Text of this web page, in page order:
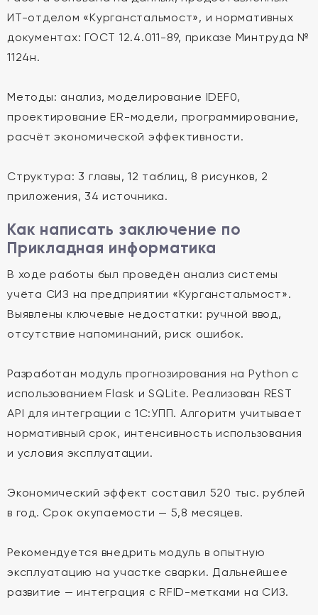
ИТ-отделом «Курганстальмост», и нормативных
документах: ГОСТ 12.4.011-89, приказе Минтруда №
1124н.
Методы: анализ, моделирование IDEF0,
проектирование ER-модели, программирование,
расчёт экономической эффективности.
Структура: 3 главы, 12 таблиц, 8 рисунков, 2
приложения, 34 источника.
Как написать заключение по
Прикладная информатика
В ходе работы был проведён анализ системы
учёта СИЗ на предприятии «Курганстальмост».
Выявлены ключевые недостатки: ручной ввод,
отсутствие напоминаний, риск ошибок.
Разработан модуль прогнозирования на Python с
использованием Flask и SQLite. Реализован REST
API для интеграции с 1С:УПП. Алгоритм учитывает
нормативный срок, интенсивность использования
и условия эксплуатации.
Экономический эффект составил 520 тыс. рублей
в год. Срок окупаемости — 5,8 месяцев.
Рекомендуется внедрить модуль в опытную
эксплуатацию на участке сварки. Дальнейшее
развитие — интеграция с RFID-метками на СИЗ.